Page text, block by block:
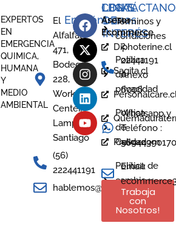
EXPERTOS
EN
EMERGENCIA
QUIMICA,
HUMANA
Y
MEDIO
AMBIENTAL
El
Alfalfal
471,
Bodega
228,
Work
Center,
Lampa -
Santiago
(56)
222441191
hablemos@sagita.cl
Encuéntranos
LEGAL
Términos y
condiciones
Política
de
privacidad
Política
de
Calidad
Política de
cambio y
devoluciones
LINKS
DE
INTERÉS
Diphoterine.cl
Sagita.cl
Prevor.com
Trabaja
con
Nosotros!
Asesor
Ecommerce
2
22441191
Anexo
6006
Whatsapp y
Teléfono :
56944390170
Email: